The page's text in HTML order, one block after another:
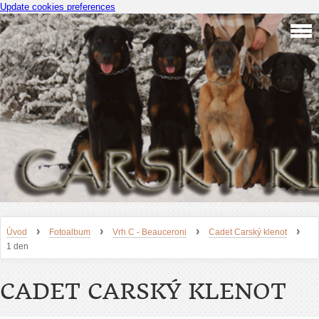
Update cookies preferences
Úvod › Fotoalbum › Vrh C - Beauceroni › Cadet Carský klenot ›
1 den
CADET CARSKÝ KLENOT